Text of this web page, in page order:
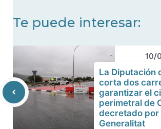
Te puede interesar:
10/
La Diputación
corta dos
garantizar el
perimetral de
decretado por
Generalitat